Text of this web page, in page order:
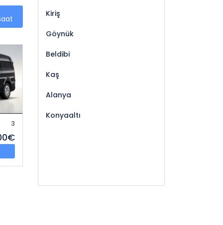
3
Kiriş
Göynük
Beldibi
Kaş
Alanya
Konyaaltı